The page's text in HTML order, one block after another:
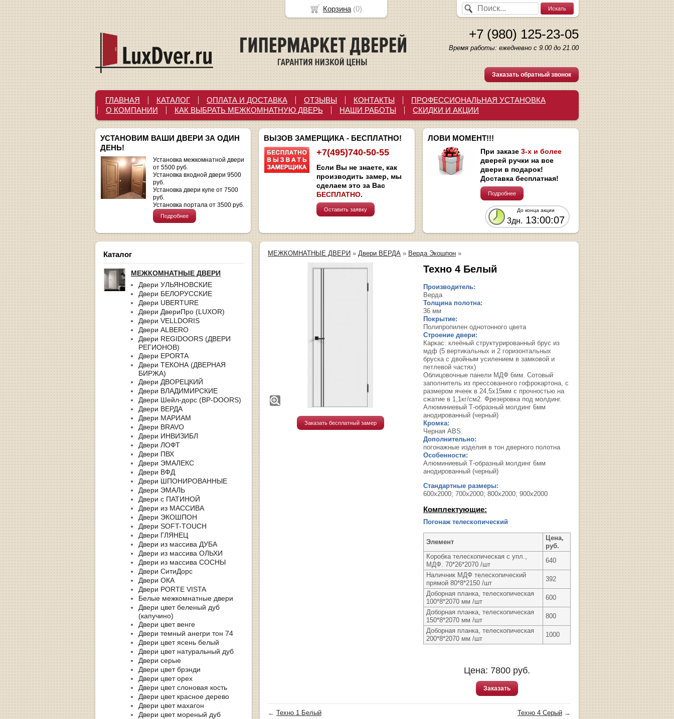
+7 (980) 125-23-05
Время работы: ежедневно с 9.00 до 21.00
Заказать обратный звонок
ГЛАВНАЯ КАТАЛОГ ОПЛАТА И ДОСТАВКА ОТЗЫВЫ КОНТАКТЫ
ПРОФЕССИОНАЛЬНАЯ УСТАНОВКА
О КОМПАНИИ
КАК ВЫБРАТЬ МЕЖКОМНАТНУЮ ДВЕРЬ НАШИ РАБОТЫ СКИДКИ И АКЦИИ
УСТАНОВИМ ВАШИ ДВЕРИ ЗА ОДИН
ДЕНЬ!
Установка межкомнатной двери
от 5500 руб.
Установка входной двери 9500
руб.
Установка двери купе от 7500
руб.
Установка портала от 3500 руб.
Подробнее
ВЫЗОВ ЗАМЕРЩИКА - БЕСПЛАТНО!
+7(495)740-50-55
Если Вы не знаете, как
производить замер, мы
сделаем это за Вас
БЕСПЛАТНО.
Оставить заявку
ЛОВИ МОМЕНТ!!!
При заказе 3-х и более
дверей ручки на все
двери в подарок!
Доставка бесплатная!
Подробнее
До конца акции
3дн. 13:00:06
Каталог
МЕЖКОМНАТНЫЕ ДВЕРИ
Двери УЛЬЯНОВСКИЕ
Двери БЕЛОРУССКИЕ
Двери UBERTURE
Двери ДвериПро (LUXOR)
Двери VELLDORIS
Двери ALBERO
Двери REGIDOORS (ДВЕРИ
РЕГИОНОВ)
Двери EPORTA
Двери ТЕКОНА (ДВЕРНАЯ
БИРЖА)
Двери ДВОРЕЦКИЙ
Двери ВЛАДИМИРСКИЕ
Двери Шейл-дорс (BP-DOORS)
Двери ВЕРДА
Двери МАРИАМ
Двери BRAVO
Двери ИНВИЗИБЛ
Двери ЛОФТ
Двери ПВХ
Двери ЭМАЛЕКС
Двери ВФД
Двери ШПОНИРОВАННЫЕ
Двери ЭМАЛЬ
Двери с ПАТИНОЙ
Двери из МАССИВА
Двери ЭКОШПОН
Двери SOFT-TOUCH
Двери ГЛЯНЕЦ
Двери из массива ДУБА
Двери из массива ОЛЬХИ
Двери из массива СОСНЫ
Двери СитиДорс
Двери ОКА
Двери PORTE VISTA
Белые межкомнатные двери
Двери цвет беленый дуб
(капучино)
Двери цвет венге
Двери темный анегри тон 74
Двери цвет ясень белый
Двери цвет натуральный дуб
Двери серые
Двери цвет брэнди
Двери цвет орех
Двери цвет слоновая кость
Двери цвет красное дерево
Двери цвет махагон
Двери цвет мореный дуб
МЕЖКОМНАТНЫЕ ДВЕРИ » Двери ВЕРДА » Верда Экошпон »
Заказать бесплатный замер
Техно 4 Белый
Производитель:
Верда
Толщина полотна:
36 мм
Покрытие:
Полипропилен однотонного цвета
Строение двери:
Каркас: клеёный структурированный брус из
мдф (5 вертикальных и 2 горизонтальных
бруска с двойным усилением в замковой и
петлевой частях)
Облицовочные панели МДФ 6мм. Сотовый
заполнитель из прессованного гофрокартона, с
размером ячеек в 24,5х15мм с прочностью на
сжатие в 1,1кг/см2. Фрезеровка под молдинг.
Алюминиевый Т-образный молдинг 6мм
анодированный (черный)
Кромка:
Черная ABS.
Дополнительно:
погонажные изделия в тон дверного полотна
Особенности:
Алюминиевый Т-образный молдинг 6мм
анодированный (черный)
Стандартные размеры:
600х2000; 700х2000; 800х2000; 900х2000
Комплектующие:
Погонаж телескопический
Элемент
Цена,
руб.
Коробка телескопическая с упл.,
МДФ. 70*26*2070 /шт
640
Наличник МДФ телескопический
прямой 80*8*2150 /шт
392
Доборная планка, телескопическая
100*8*2070 мм /шт
600
Доборная планка, телескопическая
150*8*2070 мм /шт
800
Доборная планка, телескопическая
200*8*2070 мм /шт
1000
Цена: 7800 руб.
Заказать
← Техно 1 Белый Техно 4 Серый →
Корзина (0)